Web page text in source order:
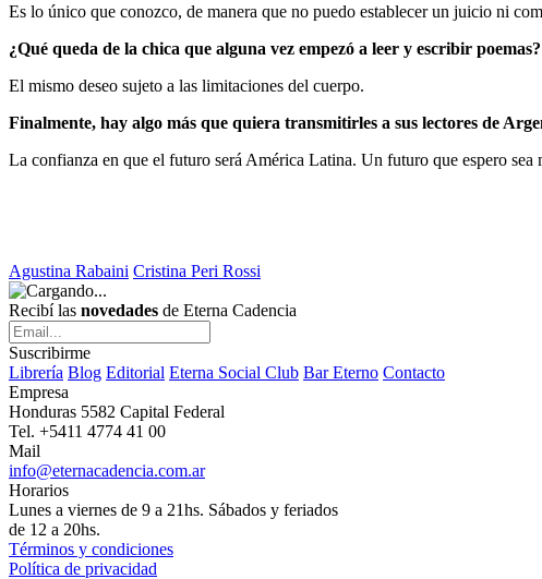
Es lo único que conozco, de manera que no puedo establecer un juicio ni
¿Qué queda de la chica que alguna vez empezó a leer y escribir poemas?
El mismo deseo sujeto a las limitaciones del cuerpo.
Finalmente, hay algo más que quiera transmitirles a sus lectores de
La confianza en que el futuro será América Latina. Un futuro que espero sea
Agustina Rabaini Cristina Peri Rossi
Recibí las novedades de Eterna Cadencia
Suscribirme
Librería Blog Editorial Eterna Social Club Bar Eterno Contacto
Empresa
Honduras 5582 Capital Federal
Tel. +5411 4774 41 00
Mail
info@eternacadencia.com.ar
Horarios
Lunes a viernes de 9 a 21hs. Sábados y feriados
de 12 a 20hs.
Términos y condiciones
Política de privacidad